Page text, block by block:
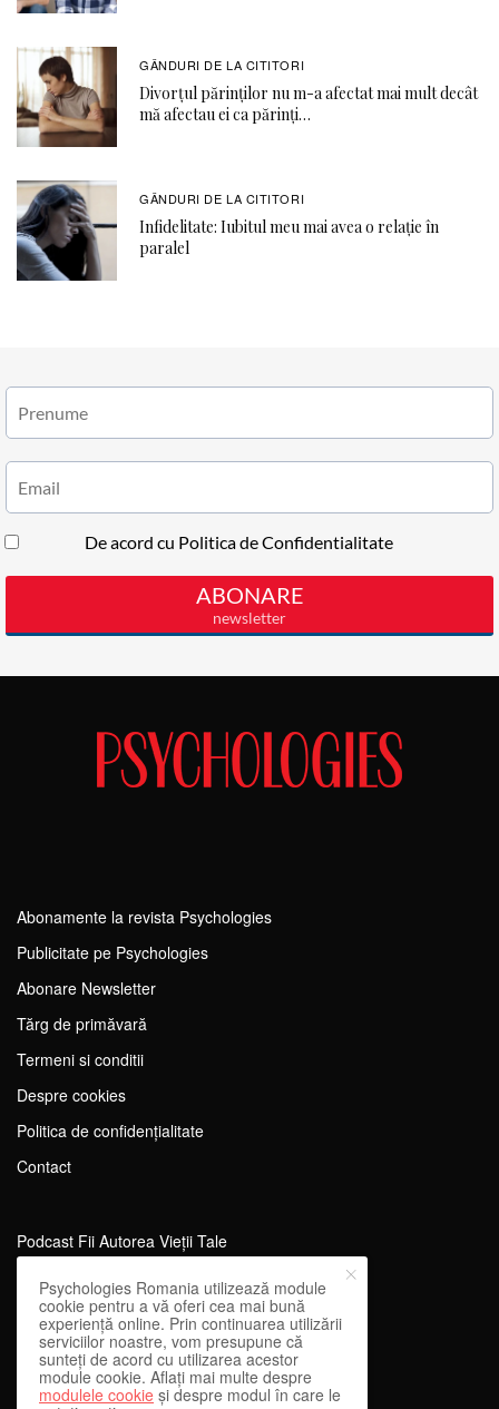
GÂNDURI DE LA CITITORI
Divorțul părinților nu m-a afectat mai mult decât
mă afectau ei ca părinți…
GÂNDURI DE LA CITITORI
Infidelitate: Iubitul meu mai avea o relație în
paralel
Abonamente la revista Psychologies
Publicitate pe Psychologies
Abonare Newsletter
Tărg de primăvară
Termeni si conditii
Despre cookies
Politica de confidențialitate
Contact
Podcast Fii Autorea Vieții Tale
Evenimente Fii Autoarea Vieții Tale!
SportEdu
Antrenament Mental pentru Sportivi
Learning Network
Psychologies Romania utilizează module
cookie pentru a vă oferi cea mai bună
experiență online. Prin continuarea utilizării
serviciilor noastre, vom presupune că
sunteți de acord cu utilizarea acestor
module cookie. Aflați mai multe despre
modulele cookie și despre modul în care le